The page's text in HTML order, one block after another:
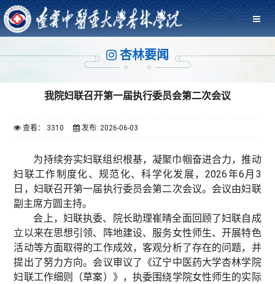
杏林要闻
我院妇联召开第一届执行委员会第二次会议
查看： 3310 发布: 2026-06-03
为持续夯实妇联组织根基，凝聚巾帼奋进合力，推动
妇联工作制度化、规范化、科学化发展，2026年6月3
日，妇联召开第一届执行委员会第二次会议。会议由妇联
副主席方圆主持。
会上，妇联执委、院长助理崔晴全面回顾了妇联自成
立以来在思想引领、阵地建设、服务女性师生、开展特色
活动等方面取得的工作成效，客观分析了存在的问题，并
提出了努力方向。会议审议了《辽宁中医药大学杏林学院
妇联工作细则（草案）》，执委围绕学院女性师生的实际